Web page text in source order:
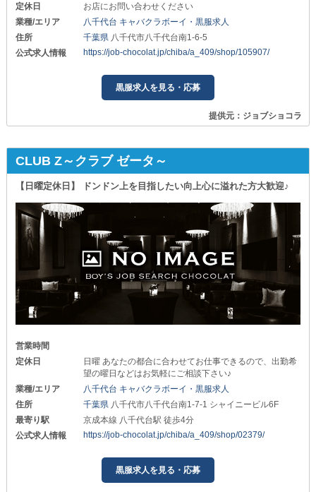
定休日
お店にお問い合わせください
業種/エリア
八千代台 キャバクラボーイ・黒服求人
住所
千葉県 八千代市八千代台南1-6-5
公式求人情報
https://job-chocolat.jp/chiba/a_409/shop/105907/
黒服求人を見る・応募
提供元：ジョブショコラ
CLUB Z～クラブ ゼータ～
【日曜定休日】 ドンドン上を目指したい向上心に溢れた方大歓迎♪
営業時間
定休日
日曜 あなたの都合に合わせてお仕事できるので、出勤希
望の曜日などはお気軽にご相談下さい♪
業種/エリア
八千代台 キャバクラボーイ・黒服求人
住所
千葉県 八千代市八千代台南1-7-1 シャイニービル6F
最寄り駅
京成本線 八千代台駅 徒歩4分
公式求人情報
https://job-chocolat.jp/chiba/a_409/shop/02379/
黒服求人を見る・応募